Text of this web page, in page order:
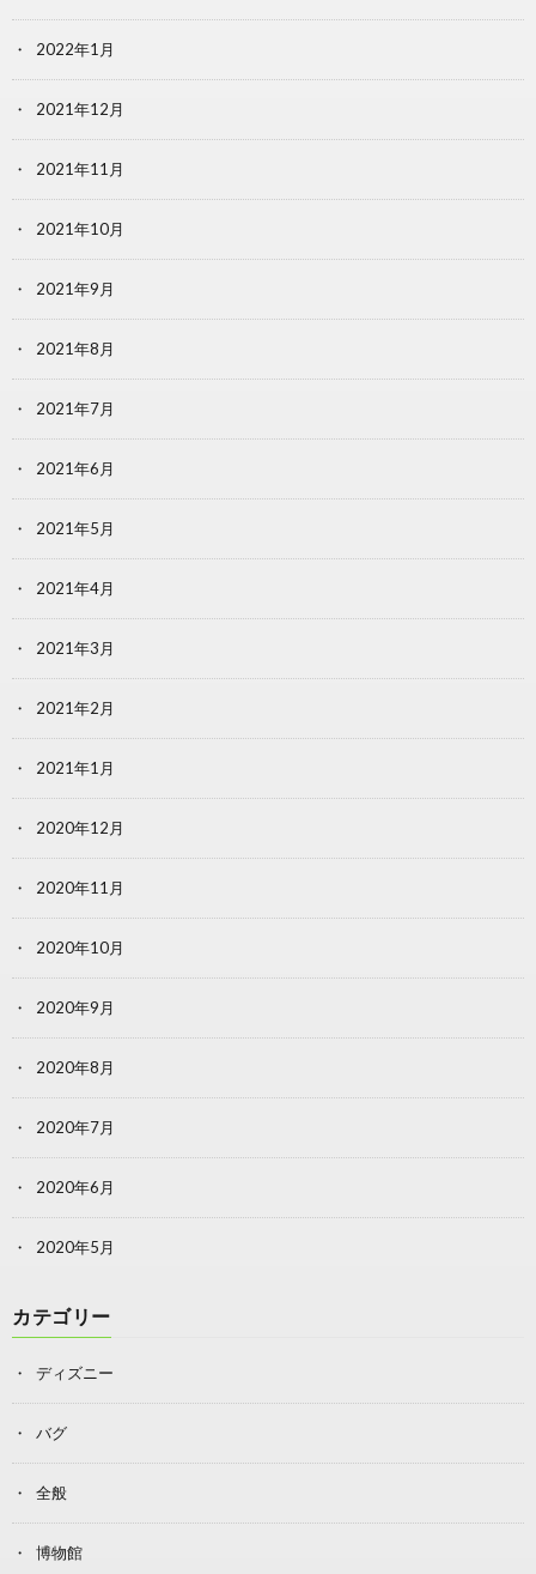
2022年1月
2021年12月
2021年11月
2021年10月
2021年9月
2021年8月
2021年7月
2021年6月
2021年5月
2021年4月
2021年3月
2021年2月
2021年1月
2020年12月
2020年11月
2020年10月
2020年9月
2020年8月
2020年7月
2020年6月
2020年5月
カテゴリー
ディズニー
バグ
全般
博物館